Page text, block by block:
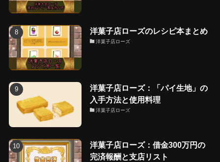
洋菓子店ローズのレシピ本まとめ
洋菓子店ローズ
洋菓子店ローズ：「パイ生地」の
入手方法と使用料理
洋菓子店ローズ
洋菓子店ローズ：借金300万円の
完済報酬と支店リスト